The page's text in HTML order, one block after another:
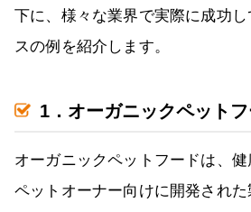
下に、様々な業界で実際に成功
スの例を紹介します。
1．オーガニックペット
オーガニックペットフードは、
ペットオーナー向けに開発され